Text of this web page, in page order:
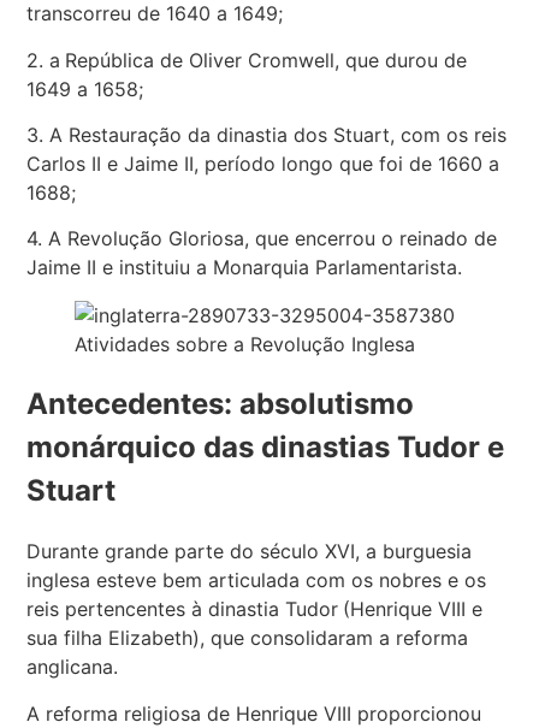
transcorreu de 1640 a 1649;
2. a República de Oliver Cromwell, que durou de
1649 a 1658;
3. A Restauração da dinastia dos Stuart, com os reis
Carlos II e Jaime II, período longo que foi de 1660 a
1688;
4. A Revolução Gloriosa, que encerrou o reinado de
Jaime II e instituiu a Monarquia Parlamentarista.
Atividades sobre a Revolução Inglesa
Antecedentes: absolutismo
monárquico das dinastias Tudor e
Stuart
Durante grande parte do século XVI, a burguesia
inglesa esteve bem articulada com os nobres e os
reis pertencentes à dinastia Tudor (Henrique VIII e
sua filha Elizabeth), que consolidaram a reforma
anglicana.
A reforma religiosa de Henrique VIII proporcionou